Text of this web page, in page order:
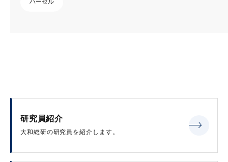
研究員紹介
大和総研の研究員を紹介します。